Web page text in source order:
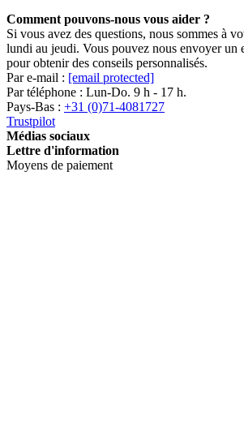
Comment pouvons-nous vous aider ?
Si vous avez des questions, nous sommes à
lundi au jeudi. Vous pouvez nous envoyer un
pour obtenir des conseils personnalisés.
Par e-mail : [email protected]
Par téléphone : Lun-Do. 9 h - 17 h.
Pays-Bas : +31 (0)71-4081727
Trustpilot
Médias sociaux
Lettre d'information
Moyens de paiement